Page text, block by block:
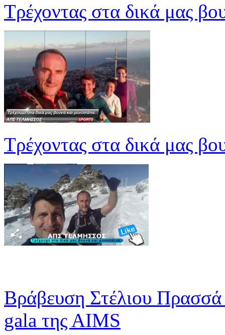
Τρέχοντας στα δικά μας
Τρέχοντας στα δικά μας
Βράβευση Στέλιου
gala της ΑΙMS